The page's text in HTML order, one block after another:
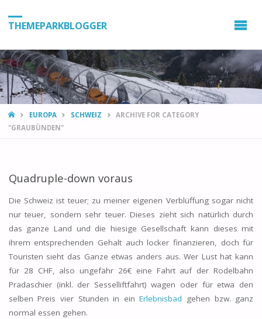
THEMEPARKBLOGGER
HOMEEUROPA SCHWEIZ
ARCHIVE FOR CATEGORY
"GRAUBÜNDEN"
Quadruple-down voraus
Die Schweiz ist teuer; zu meiner eigenen Verblüffung sogar nicht
nur teuer, sondern sehr teuer. Dieses zieht sich natürlich durch
das ganze Land und die hiesige Gesellschaft kann dieses mit
ihrem entsprechenden Gehalt auch locker finanzieren, doch für
Touristen sieht das Ganze etwas anders aus. Wer Lust hat kann
für 28 CHF, also ungefähr 26€ eine Fahrt auf der Rodelbahn
Pradaschier (inkl. der Sesselliftfahrt) wagen oder für etwa den
selben Preis vier Stunden in einErlebnisbad gehen bzw. ganz
normal essen gehen.